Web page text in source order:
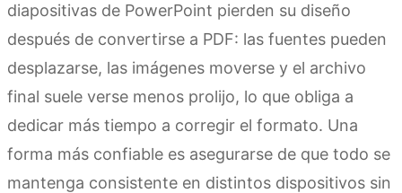
diapositivas de PowerPoint pierden su diseño
después de convertirse a PDF: las fuentes pueden
desplazarse, las imágenes moverse y el archivo
final suele verse menos prolijo, lo que obliga a
dedicar más tiempo a corregir el formato. Una
forma más confiable es asegurarse de que todo se
mantenga consistente en distintos dispositivos sin